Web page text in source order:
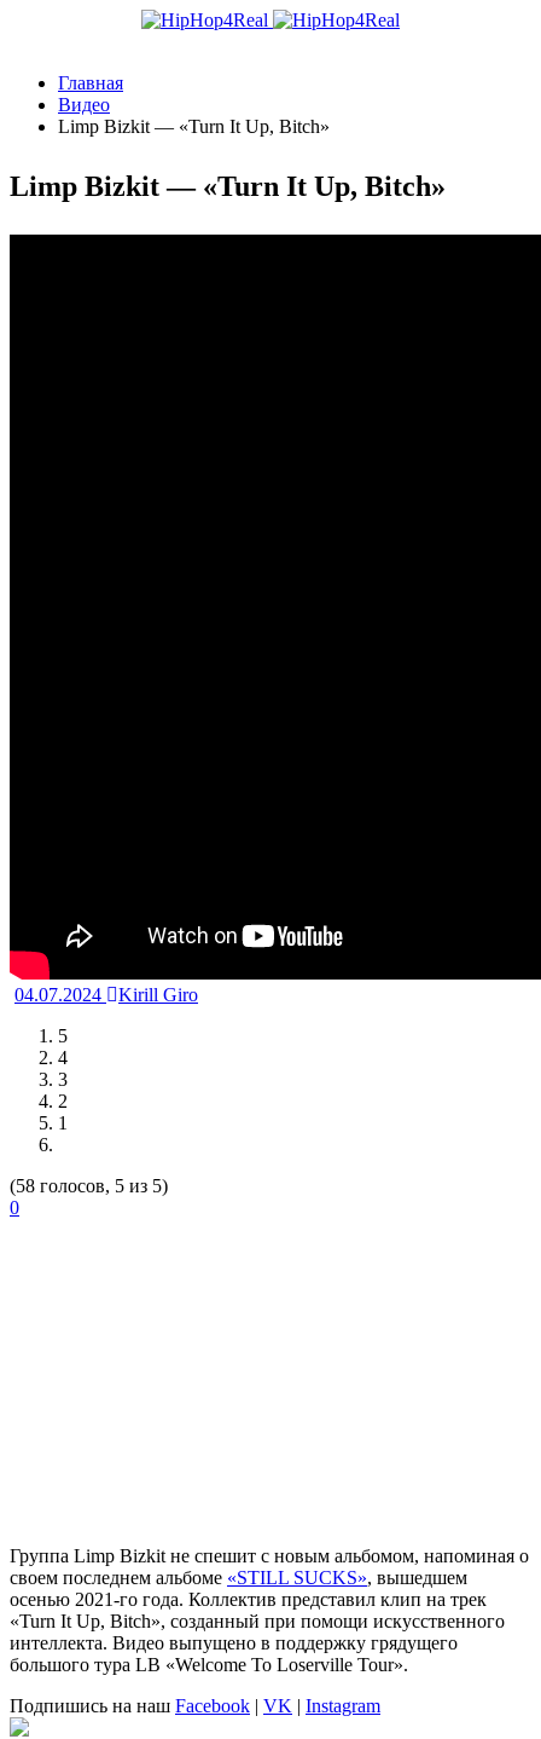
Главная
Видео
Limp Bizkit — «Turn It Up, Bitch»
Limp Bizkit — «Turn It Up, Bitch»
04.07.2024
Kirill Giro
5
4
3
2
1
(58 голосов, 5 из 5)
0
Группа Limp Bizkit не спешит с новым альбомом, напоминая о
своем последнем альбоме «STILL SUCKS», вышедшем
осенью 2021-го года. Коллектив представил клип на трек
«Turn It Up, Bitch», созданный при помощи искусственного
интеллекта. Видео выпущено в поддержку грядущего
большого тура LB «Welcome To Loserville Tour».
Подпишись на наш Facebook | VK | Instagram